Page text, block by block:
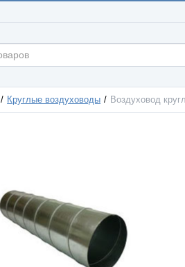
Круглые воздуховоды Воздуховод